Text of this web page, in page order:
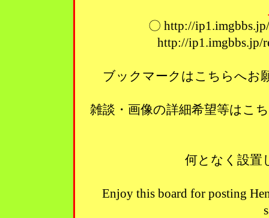
〇 http://
http://
ブックマークはこちらへ
雑談・画像の詳細希望等は
何となく設
Enjoy this board for posting